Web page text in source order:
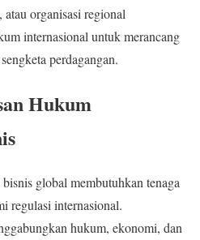
organisasi regional
internasional untuk merancang
perdagangan.
Hukum
global membutuhkan tenaga
regulasi internasional.
hukum, ekonomi, dan